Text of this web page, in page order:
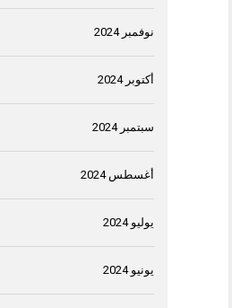
نوفمبر 2024
أكتوبر 2024
سبتمبر 2024
أغسطس 2024
يوليو 2024
يونيو 2024